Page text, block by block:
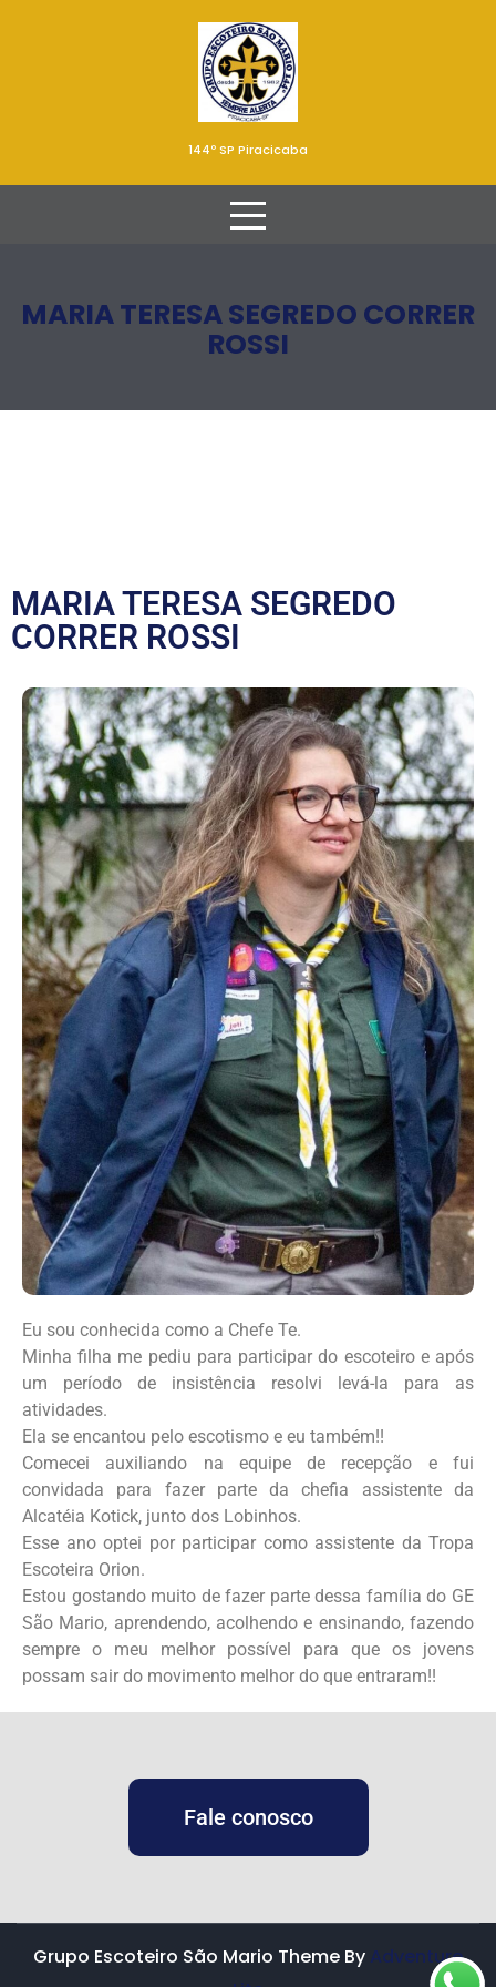
144º SP Piracicaba
MARIA TERESA SEGREDO CORRER
ROSSI
MARIA TERESA SEGREDO
CORRER ROSSI
Eu sou conhecida como a Chefe Te.
Minha filha me pediu para participar do escoteiro e após
um período de insistência resolvi levá-la para as
atividades.
Ela se encantou pelo escotismo e eu também!!
Comecei auxiliando na equipe de recepção e fui
convidada para fazer parte da chefia assistente da
Alcatéia Kotick, junto dos Lobinhos.
Esse ano optei por participar como assistente da Tropa
Escoteira Orion.
Estou gostando muito de fazer parte dessa família do GE
São Mario, aprendendo, acolhendo e ensinando, fazendo
sempre o meu melhor possível para que os jovens
possam sair do movimento melhor do que entraram!!
Fale conosco
Grupo Escoteiro São Mario Theme By Adventure